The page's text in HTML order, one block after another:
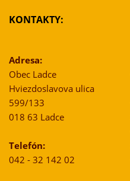
KONTAKTY:
Adresa:
Obec Ladce
Hviezdoslavova ulica
599/133
018 63 Ladce
Telefón:
042 - 32 142 02